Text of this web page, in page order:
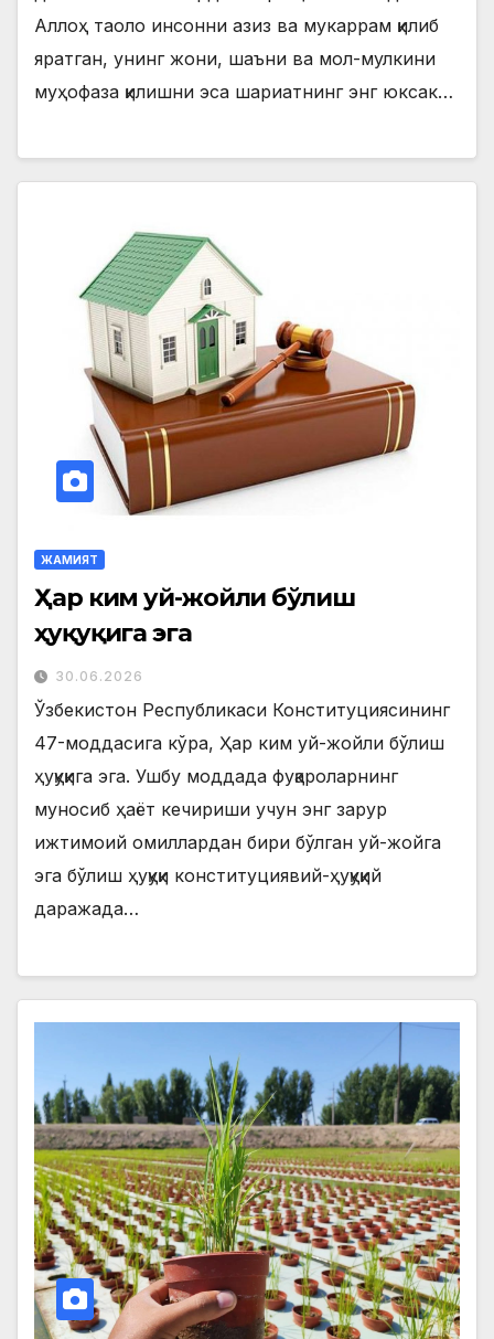
Аллоҳ таоло инсонни азиз ва мукаррам қилиб
яратган, унинг жони, шаъни ва мол-мулкини
муҳофаза қилишни эса шариатнинг энг юксак…
ЖАМИЯТ
Ҳар ким уй-жойли бўлиш
ҳуқуқига эга
30.06.2026
Ўзбекистон Республикаси Конституциясининг
47-моддасига кўра, Ҳар ким уй-жойли бўлиш
ҳуқуқига эга. Ушбу моддада фуқароларнинг
муносиб ҳаёт кечириши учун энг зарур
ижтимоий омиллардан бири бўлган уй-жойга
эга бўлиш ҳуқуқи конституциявий-ҳуқуқий
даражада…